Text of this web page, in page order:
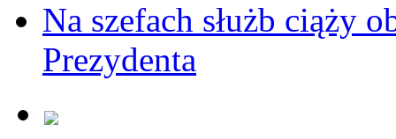
Na szefach służb ciąży
Prezydenta